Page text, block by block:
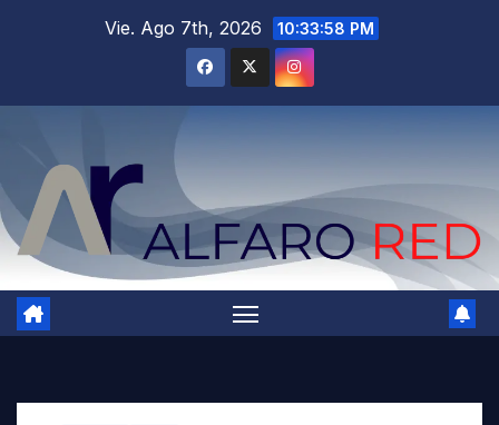
Vie. Ago 7th, 2026 10:33:59 PM